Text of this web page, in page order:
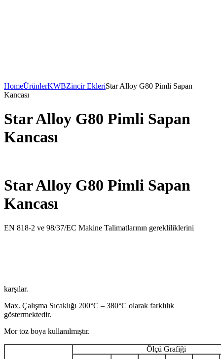
HomeÜrünlerKWBZincir EkleriStar Alloy G80 Pimli Sapan
Kancası
Star Alloy G80 Pimli Sapan
Kancası
Star Alloy G80 Pimli Sapan
Kancası
EN 818-2 ve 98/37/EC Makine Talimatlarının gerekliliklerini
karşılar.
Max. Çalışma Sıcaklığı 200°C – 380°C olarak farklılık
göstermektedir.
Mor toz boya kullanılmıştır.
Ölçü Grafiği